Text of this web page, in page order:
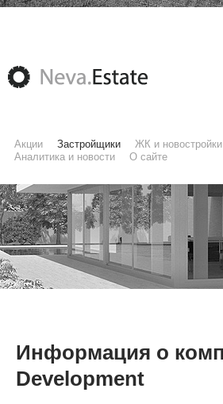
Акции Застройщики ЖК и новостройки
Аналитика и новости
О сайте
Информация о
Development